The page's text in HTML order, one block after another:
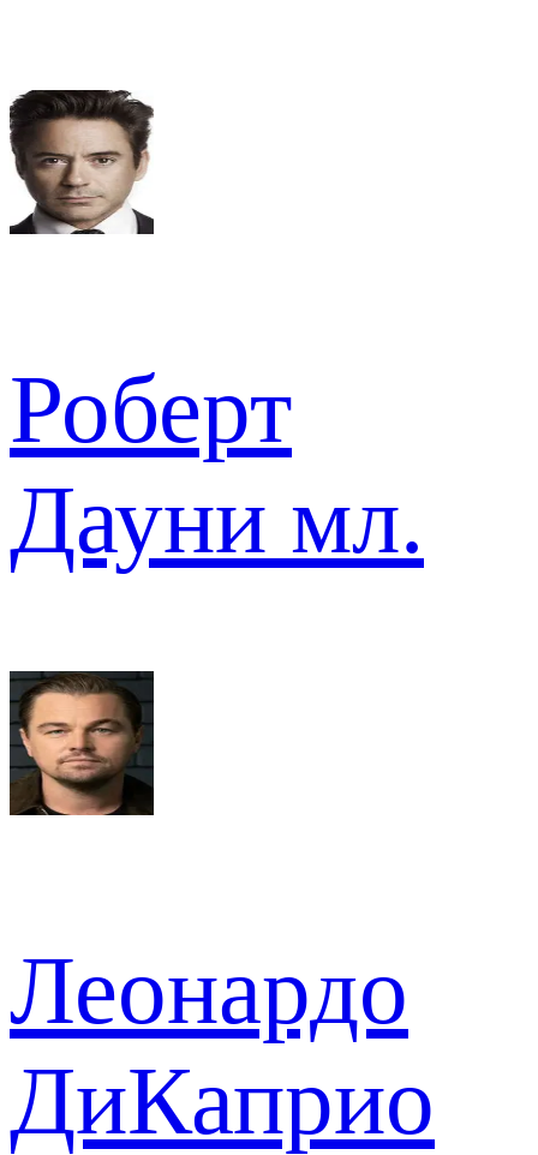
Роберт
Дауни мл.
Леонардо
ДиКаприо